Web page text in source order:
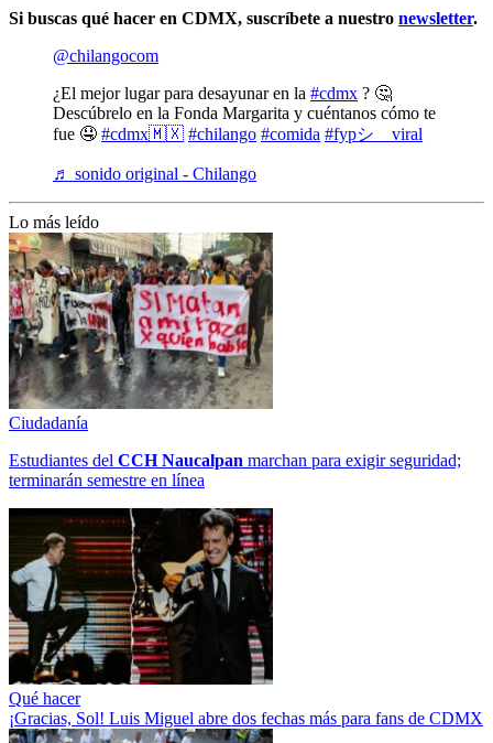
Si buscas qué hacer en CDMX, suscríbete a nuestro newsletter.
@chilangocom
¿El mejor lugar para desayunar en la #cdmx ? 🤔
Descúbrelo en la Fonda Margarita y cuéntanos cómo te
fue 🤤 #cdmx🇲🇽 #chilango #comida #fypシ゚viral
♬ sonido original - Chilango
Lo más leído
Ciudadanía
Estudiantes del CCH Naucalpan marchan para exigir seguridad;
terminarán semestre en línea
Qué hacer
¡Gracias, Sol! Luis Miguel abre dos fechas más para fans de CDMX